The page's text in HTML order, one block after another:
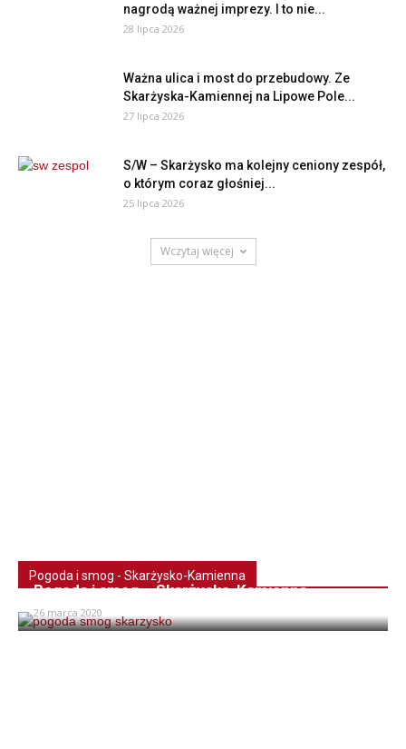
nagrodą ważnej imprezy. I to nie...
28 lipca 2026
Ważna ulica i most do przebudowy. Ze
Skarżyska-Kamiennej na Lipowe Pole...
27 lipca 2026
S/W – Skarżysko ma kolejny ceniony zespół,
o którym coraz głośniej...
25 lipca 2026
Wczytaj więcej
Pogoda i smog - Skarżysko-Kamienna
Pogoda i smog – Skarżysko-Kamienna
26 marca 2020